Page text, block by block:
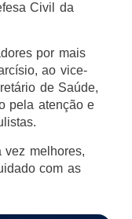
Civil da
por mais
ao vice-
de Saúde,
pela atenção e
vez melhores,
com as